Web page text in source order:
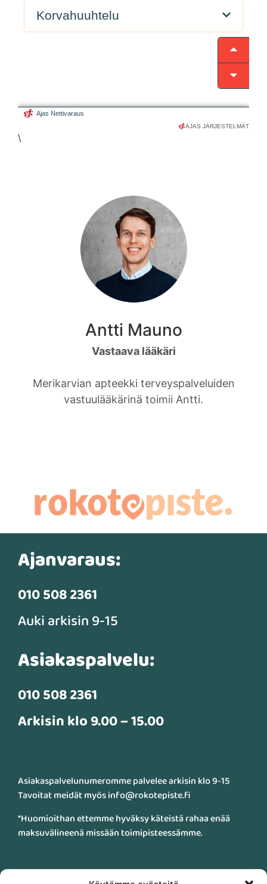
AJAS JÄRJESTELMÄT
\
Antti Mauno
Vastaava lääkäri
Merikarvian apteekki terveyspalveluiden
vastuulääkärinä toimii Antti.
Ajanvaraus:
010 508 2361
Auki arkisin 9-15
Asiakaspalvelu:
010 508 2361
Arkisin klo 9.00 – 15.00
Asiakaspalvelunumeromme palvelee arkisin klo 9-15
Tavoitat meidät myös info@rokotepiste.fi
*Huomioithan ettemme hyväksy käteistä rahaa enää
maksuvälineenä missään toimipisteessämme.